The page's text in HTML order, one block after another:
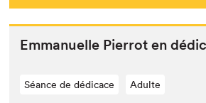
Emmanuelle Pier­rot en
Séance de dédicace Adulte